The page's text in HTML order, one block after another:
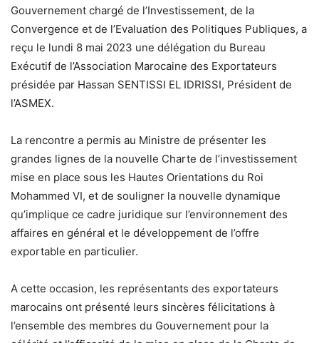
Gouvernement chargé de l’Investissement, de la
Convergence et de l’Evaluation des Politiques Publiques, a
reçu le lundi 8 mai 2023 une délégation du Bureau
Exécutif de l’Association Marocaine des Exportateurs
présidée par Hassan SENTISSI EL IDRISSI, Président de
l’ASMEX.
La rencontre a permis au Ministre de présenter les
grandes lignes de la nouvelle Charte de l’investissement
mise en place sous les Hautes Orientations du Roi
Mohammed VI, et de souligner la nouvelle dynamique
qu’implique ce cadre juridique sur l’environnement des
affaires en général et le développement de l’offre
exportable en particulier.
A cette occasion, les représentants des exportateurs
marocains ont présenté leurs sincères félicitations à
l’ensemble des membres du Gouvernement pour la